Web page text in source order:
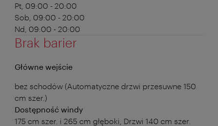
Pt, 09:00 - 20:00
Sob, 09:00 - 20:00
Nd, 09:00 - 20:00
Brak barier
Główne wejście
bez schodów (Automatyczne drzwi przesuwne 150
cm szer.)
Dostępność windy
175 cm szer. i 265 cm głęboki, Drzwi 140 cm szer.